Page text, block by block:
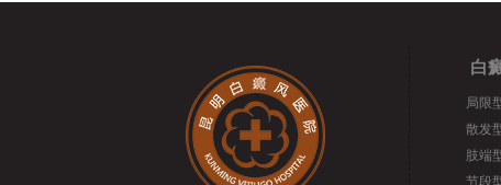
白
局限
散发
肢端
节段